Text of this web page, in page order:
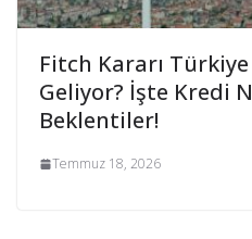
Fitch Kararı
Geliyor? İşte Kredi
Beklentiler!
Temmuz 18, 2026